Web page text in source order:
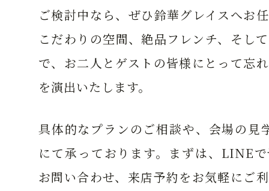
ご検討中なら、ぜひ鈴華グレイスへお
こだわりの空間、絶品フレンチ、そし
で、お二人とゲストの皆様にとって忘
を演出いたします。
具体的なプランのご相談や、会場の見
にて承っております。まずは、LINE
お問い合わせ、来店予約をお気軽にご